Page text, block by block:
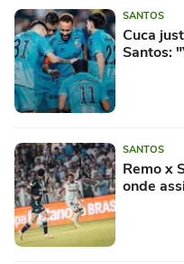
SANTOS
Cuca
Santos:
SANTOS
Remo x
onde